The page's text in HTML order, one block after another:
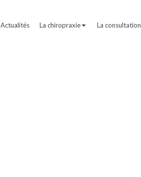
Actualités La chiropraxie La consultation